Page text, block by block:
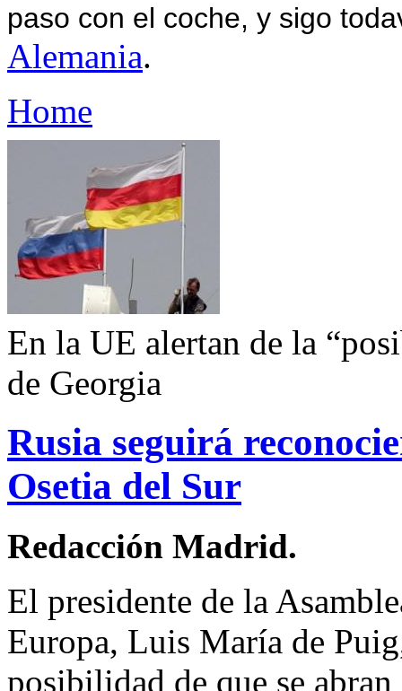
paso con el coche, y sigo
Alemania.
Home
En la UE alertan de la
de Georgia
Rusia seguirá
Osetia del Sur
Redacción Madrid.
El presidente de la
Europa, Luis María de
posibilidad de que se